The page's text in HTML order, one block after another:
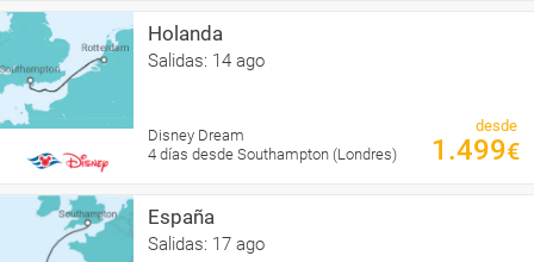
Holanda
Salidas: 14 ago
Disney Dream
4 días desde Southampton (Londres)
desde
1.499€
España
Salidas: 17 ago